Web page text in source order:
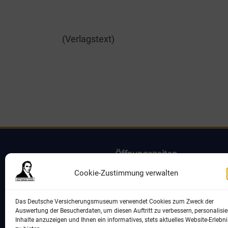
Cookie-Zustimmung verwalten
Das Deutsche Versicherungsmuseum verwendet Cookies zum Zweck der
Auswertung der Besucherdaten, um diesen Auftritt zu verbessern,
Inhalte anzuzeigen und Ihnen ein informatives, stets aktuelles Website-
(Ver­lags­text)
Öff­nungs­zei­ten
(außer an Fei­er­ta­gen; letz­ter Ein­lass 15.30 Uhr)
Für Grup­pen sind auf Anfrage